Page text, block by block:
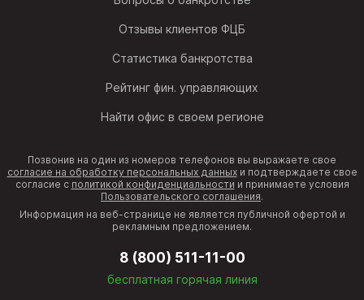
Отзывы клиентов ФЦБ
Статистика банкротства
Рейтинг фин. управляющих
Найти офис в своем регионе
Позвонив на один из номеров телефонов вы выражаете свое
согласие на обработку персональных данныхи подтверждаете свое
согласие с политикой конфиденциальности и принимаете условия
Пользовательского соглашения.
Информация на веб-странице не является публичной офертой и
рекламным предложением.
8 (800) 511-11-00
бесплатная горячая линия